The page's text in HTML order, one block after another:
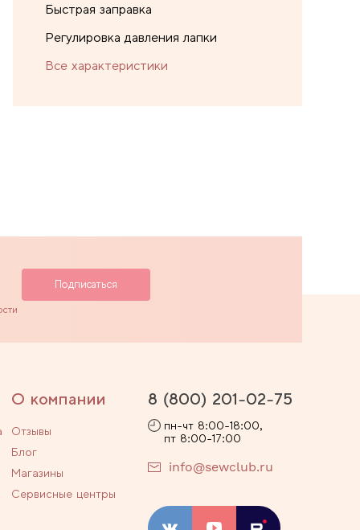
Быстрая заправка
Регулировка давления лапки
Все характеристики
О компании
Отзывы
Блог
Магазины
Сервисные центры
8 (800) 201-02-75
пн-чт 8:00-18:00,
пт 8:00-17:00
info@sewclub.ru